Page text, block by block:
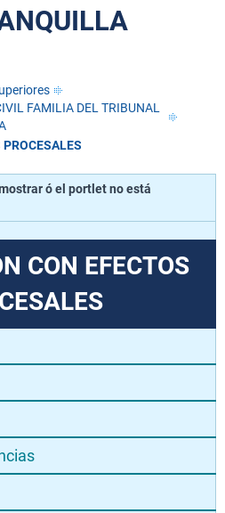
FAMILIA DEL TRIBUNAL
ó el portlet no está
CON EFECTOS